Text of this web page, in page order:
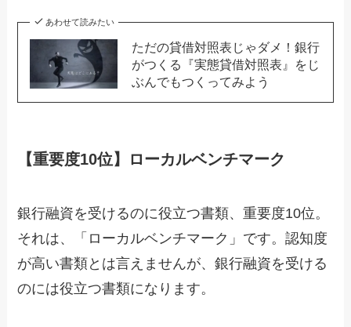
あわせて読みたい
ただの貸借対照表じゃダメ！銀行
がつくる『実態貸借対照表』をじ
ぶんでもつくってみよう
【重要度10位】ローカルベンチマーク
銀行融資を受けるのに役立つ書類、重要度10位。
それは、「ローカルベンチマーク」です。認知度
が高い書類とは言えませんが、銀行融資を受ける
のには役立つ書類になります。